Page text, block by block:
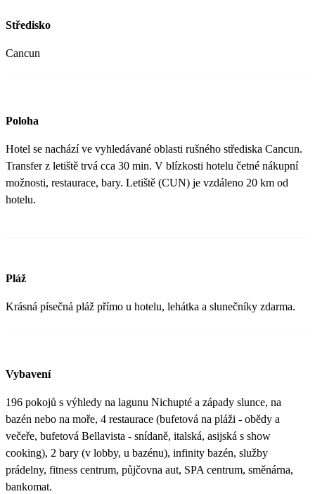
Středisko
Cancun
Poloha
Hotel se nachází ve vyhledávané oblasti rušného střediska Cancun.
Transfer z letiště trvá cca 30 min. V blízkosti hotelu četné nákupní
možnosti, restaurace, bary. Letiště (CUN) je vzdáleno 20 km od
hotelu.
Pláž
Krásná písečná pláž přímo u hotelu, lehátka a slunečníky zdarma.
Vybavení
196 pokojů s výhledy na lagunu Nichupté a západy slunce, na
bazén nebo na moře, 4 restaurace (bufetová na pláži - obědy a
večeře, bufetová Bellavista - snídaně, italská, asijská s show
cooking), 2 bary (v lobby, u bazénu), infinity bazén, služby
prádelny, fitness centrum, půjčovna aut, SPA centrum, směnárna,
bankomat.